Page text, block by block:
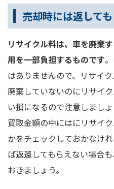
売却時には返して
リサイクル料は、車を廃棄
用を一部負担するものです
はありませんので、リサイ
廃棄していないのにリサイ
い損になるので注意しまし
買取金額の中にはにリサイ
かをチェックしておかなけ
ば返還してもらえない場合
おきましょう。